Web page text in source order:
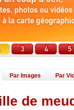
Par Images Par
de